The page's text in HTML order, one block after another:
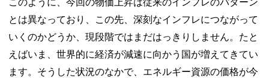
このように、今回の物価上昇は従来のインフレのパターン
とは異なっており、この先、深刻なインフレにつながって
いくのかどうか、現段階ではまだはっきりしません。たと
えばいま、世界的に経済が減速に向かう国が増えてきてい
ます。そうした状況のなかで、エネルギー資源の価格が今